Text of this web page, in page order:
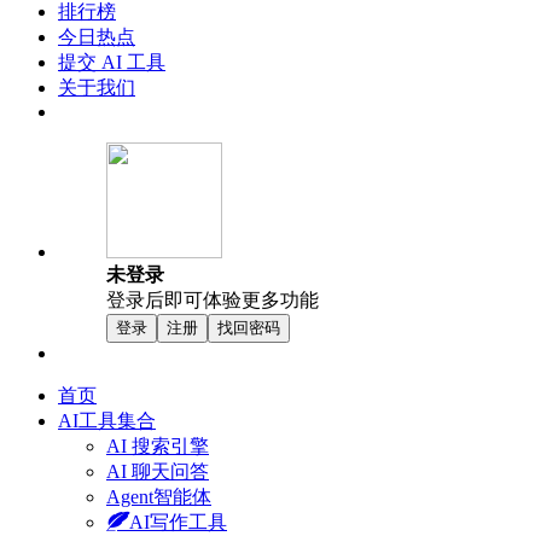
排行榜
今日热点
提交 AI 工具
关于我们
未登录
登录后即可体验更多功能
登录 注册 找回密码
首页
AI工具集合
AI 搜索引擎
AI 聊天问答
Agent智能体
AI写作工具